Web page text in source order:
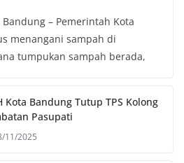
– Pemerintah Kota
menangani sampah di
tumpukan sampah berada,
Kota Bandung Tutup TPS Kolong
Pasupati
11/2025